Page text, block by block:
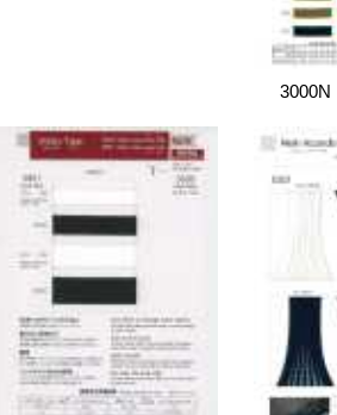
3000N